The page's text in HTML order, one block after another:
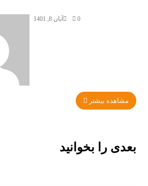
آبان 8, 1401 0
مشاهده بیشتر
بعدی را بخوانید